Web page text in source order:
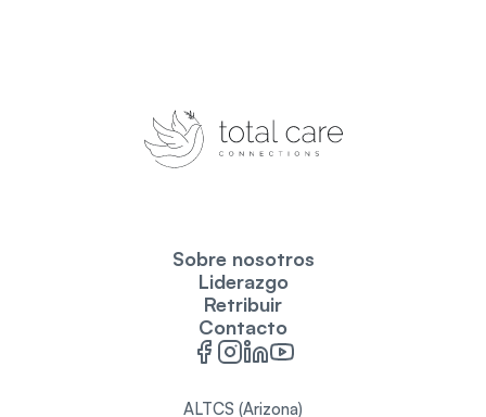
Sobre nosotros
Liderazgo
Retribuir
Contacto
ALTCS (Arizona)